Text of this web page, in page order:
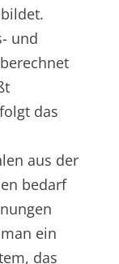
und
das
aus der
bedarf
ein
das